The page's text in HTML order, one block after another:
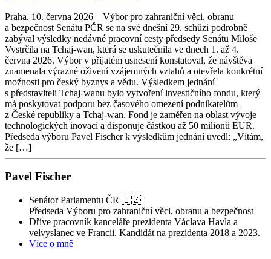
Praha, 10. června 2026 – Výbor pro zahraniční věci, obranu
a bezpečnost Senátu PČR se na své dnešní 29. schůzi podrobně
zabýval výsledky nedávné pracovní cesty předsedy Senátu Miloše
Vystrčila na Tchaj-wan, která se uskutečnila ve dnech 1. až 4.
června 2026. Výbor v přijatém usnesení konstatoval, že návštěva
znamenala výrazné oživení vzájemných vztahů a otevřela konkrétní
možnosti pro český byznys a vědu. Výsledkem jednání
s představiteli Tchaj-wanu bylo vytvoření investičního fondu, který
má poskytovat podporu bez časového omezení podnikatelům
z České republiky a Tchaj-wan. Fond je zaměřen na oblast vývoje
technologických inovací a disponuje částkou až 50 milionů EUR.
Předseda výboru Pavel Fischer k výsledkům jednání uvedl: „Vítám,
že […]
Pavel Fischer
Senátor Parlamentu ČR 🇨🇿
Předseda Výboru pro zahraniční věci, obranu a bezpečnost
Dříve pracovník kanceláře prezidenta Václava Havla a
velvyslanec ve Francii. Kandidát na prezidenta 2018 a 2023.
Více o mně